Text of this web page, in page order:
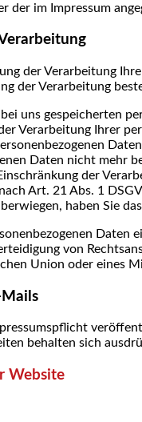
der im Impressum
der Verarbeitung
der Verarbeitung
uns gespeicherten
Verarbeitung Ihrer
Daten nicht mehr
der
Art. 21 Abs. 1
haben Sie
von
Union oder eines
behalten sich
Website